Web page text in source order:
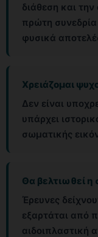
διάθεση και
πρώτη
φυσικά
Χρειάζομαι
Δεν είναι
υπάρχει
σωματικής
Θα βελτιωθεί η
Έρευνες
εξαρτάται από
αιδοιπλαστική